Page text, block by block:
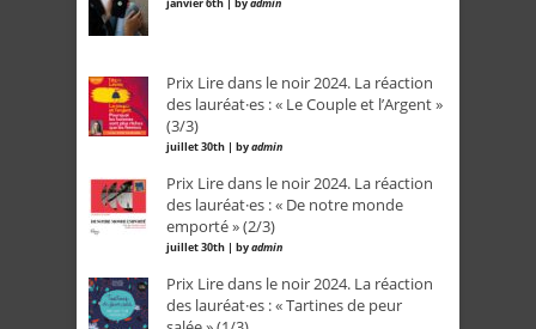
janvier 6th | byadmin
Prix Lire dans le noir 2024. La réaction
des lauréat·es : « Le Couple et l’Argent »
(3/3)
juillet 30th | byadmin
Prix Lire dans le noir 2024. La réaction
des lauréat·es : « De notre monde
emporté » (2/3)
juillet 30th | byadmin
Prix Lire dans le noir 2024. La réaction
des lauréat·es : « Tartines de peur